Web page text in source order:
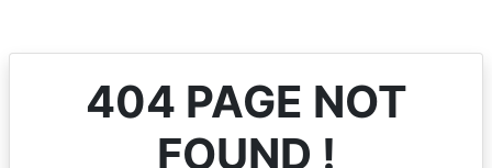
404 PAGE NOT
FOUND !